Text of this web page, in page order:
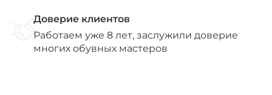
Доверие клиентов
Работаем уже 8 лет, заслужили доверие
многих обувных мастеров